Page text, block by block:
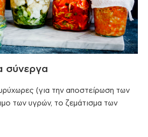
σύνεργα
(για την αποστείρωση των
των υγρών, το ζεμάτισμα των